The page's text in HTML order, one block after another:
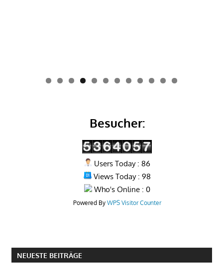
0 1 2
Besucher:
Users Today : 86
Views Today : 98
Who's Online : 0
Powered By WPS Visitor Counter
NEUESTE BEITRÄGE